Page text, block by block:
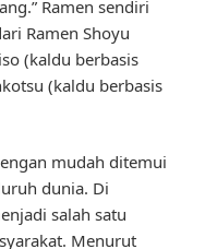
Ramen sendiri
Ramen Shoyu
(kaldu berbasis
(kaldu berbasis
mudah ditemui
dunia. Di
salah satu
Menurut